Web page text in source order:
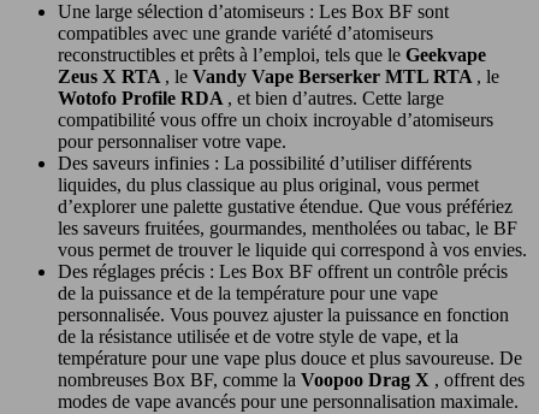
Une large sélection d’atomiseurs : Les Box BF sont
compatibles avec une grande variété d’atomiseurs
reconstructibles et prêts à l’emploi, tels que le Geekvape
Zeus X RTA , le Vandy Vape Berserker MTL RTA , le
Wotofo Profile RDA , et bien d’autres. Cette large
compatibilité vous offre un choix incroyable d’atomiseurs
pour personnaliser votre vape.
Des saveurs infinies : La possibilité d’utiliser différents
liquides, du plus classique au plus original, vous permet
d’explorer une palette gustative étendue. Que vous préfériez
les saveurs fruitées, gourmandes, mentholées ou tabac, le BF
vous permet de trouver le liquide qui correspond à vos envies.
Des réglages précis : Les Box BF offrent un contrôle précis
de la puissance et de la température pour une vape
personnalisée. Vous pouvez ajuster la puissance en fonction
de la résistance utilisée et de votre style de vape, et la
température pour une vape plus douce et plus savoureuse. De
nombreuses Box BF, comme la Voopoo Drag X , offrent des
modes de vape avancés pour une personnalisation maximale.